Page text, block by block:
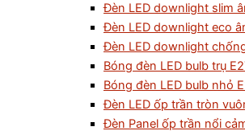
Đèn LED downlight slim
Đèn LED downlight eco
Đèn LED downlight
Bóng đèn LED bulb trụ
Bóng đèn LED bulb nhỏ
Đèn LED ốp trần tròn
Đèn Panel ốp trần nổi